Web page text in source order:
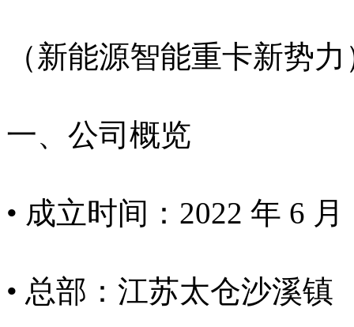
（新能源智能重卡新势力
一、公司概览
• 成立时间：2022 年 6 月
• 总部：江苏太仓沙溪镇